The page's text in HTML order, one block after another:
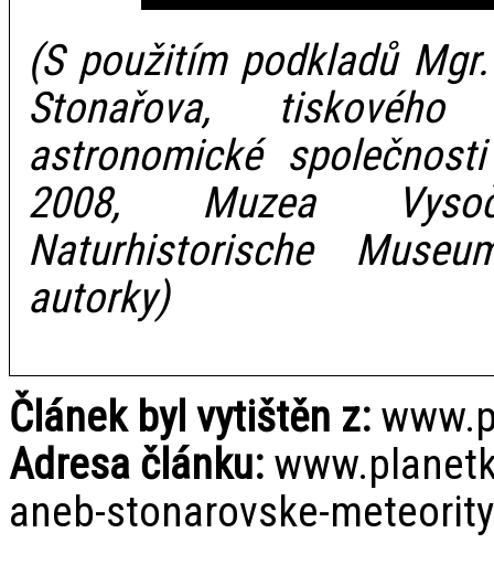
(S použitím podkladů
Stonařova,
astronomické
2008, Muzea
Naturhistorische
autorky)
Článek byl vytištěn z:
Adresa článku:
aneb-stonarovske-meteority